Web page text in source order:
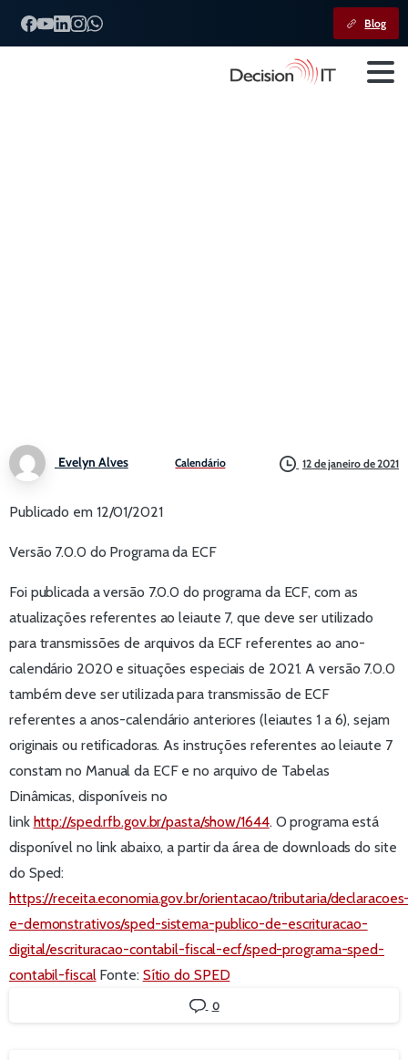
Blog
Evelyn Alves Calendário 12 de janeiro de 2021
Publicado em 12/01/2021
Versão 7.0.0 do Programa da ECF
Foi publicada a versão 7.0.0 do programa da ECF, com as
atualizações referentes ao leiaute 7, que deve ser utilizado
para transmissões de arquivos da ECF referentes ao ano-
calendário 2020 e situações especiais de 2021. A versão 7.0.0
também deve ser utilizada para transmissão de ECF
referentes a anos-calendário anteriores (leiautes 1 a 6), sejam
originais ou retificadoras. As instruções referentes ao leiaute 7
constam no Manual da ECF e no arquivo de Tabelas
Dinâmicas, disponíveis no
link http://sped.rfb.gov.br/pasta/show/1644. O programa está
disponível no link abaixo, a partir da área de downloads do site
do Sped:
https://receita.economia.gov.br/orientacao/tributaria/
e-demonstrativos/sped-sistema-publico-de-escrituracao-
digital/escrituracao-contabil-fiscal-ecf/sped-programa-sped-
contabil-fiscalFonte: Sítio do SPED
0